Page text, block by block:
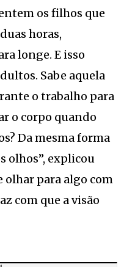
os filhos que
horas,
longe. E isso
Sabe aquela
o trabalho para
o corpo quando
Da mesma forma
olhos”, explicou
olhar para algo com
com que a visão